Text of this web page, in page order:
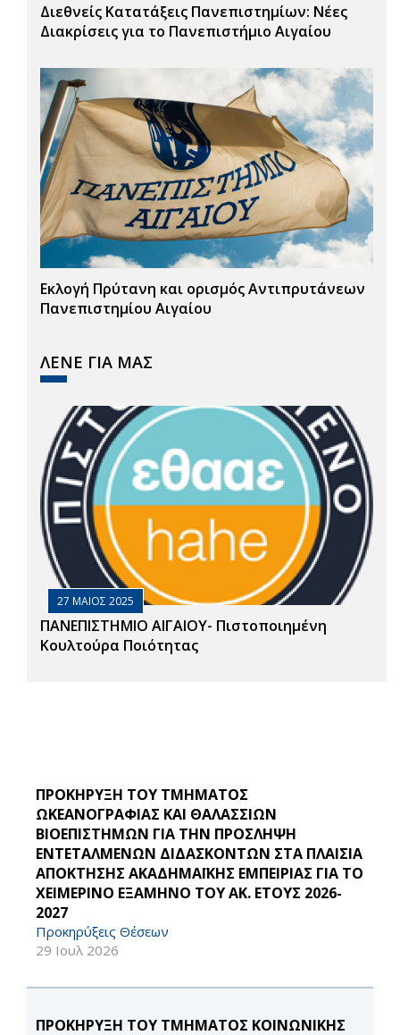
Διεθνείς Κατατάξεις Πανεπιστημίων: Νέες
Διακρίσεις για το Πανεπιστήμιο Αιγαίου
Εκλογή Πρύτανη και ορισμός Αντιπρυτάνεων
Πανεπιστημίου Αιγαίου
ΛΕΝΕ ΓΙΑ ΜΑΣ
27 ΜΑΙΟΣ 2025
ΠΑΝΕΠΙΣΤΗΜΙΟ ΑΙΓΑΙΟΥ- Πιστοποιημένη
Κουλτούρα Ποιότητας
ΠΡΟΚΗΡΥΞΗ ΤΟΥ ΤΜΗΜΑΤΟΣ
ΩΚΕΑΝΟΓΡΑΦΙΑΣ ΚΑΙ ΘΑΛΑΣΣΙΩΝ
ΒΙΟΕΠΙΣΤΗΜΩΝ ΓΙΑ ΤΗΝ ΠΡΟΣΛΗΨΗ
ΕΝΤΕΤΑΛΜΕΝΩΝ ΔΙΔΑΣΚΟΝΤΩΝ ΣΤΑ ΠΛΑΙΣΙΑ
ΑΠΟΚΤΗΣΗΣ ΑΚΑΔΗΜΑΪΚΗΣ ΕΜΠΕΙΡΙΑΣ ΓΙΑ ΤΟ
ΧΕΙΜΕΡΙΝΟ ΕΞΑΜΗΝΟ ΤΟΥ ΑΚ. ΕΤΟΥΣ 2026-
2027
Προκηρύξεις Θέσεων
29 Ιουλ 2026
ΠΡΟΚΗΡΥΞΗ ΤΟΥ ΤΜΗΜΑΤΟΣ ΚΟΙΝΩΝΙΚΗΣ